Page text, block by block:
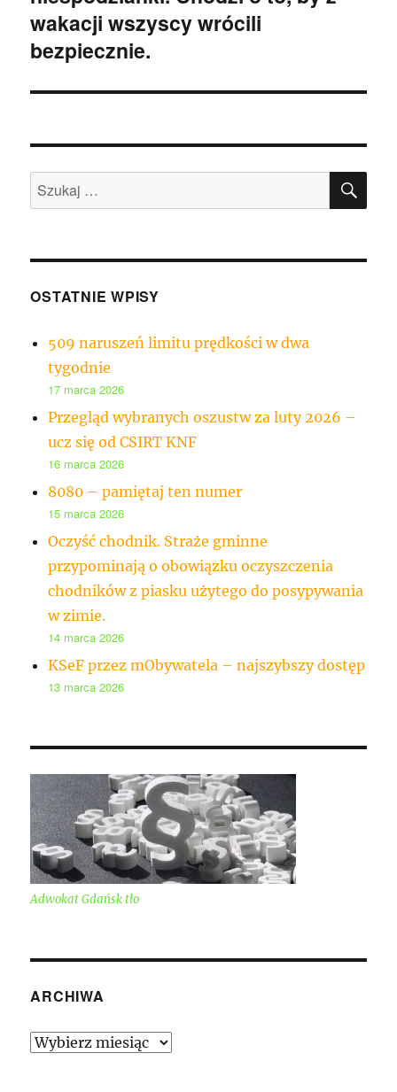
wakacji wszyscy wrócili
bezpiecznie.
Szukaj:
OSTATNIE WPISY
509 naruszeń limitu prędkości w dwa
tygodnie
17 marca 2026
Przegląd wybranych oszustw za luty 2026 –
ucz się od CSIRT KNF
16 marca 2026
8080 – pamiętaj ten numer
15 marca 2026
Oczyść chodnik. Straże gminne
przypominają o obowiązku oczyszczenia
chodników z piasku użytego do posypywania
w zimie.
14 marca 2026
KSeF przez mObywatela – najszybszy dostęp
13 marca 2026
Adwokat Gdańsk tło
ARCHIWA
Archiwa